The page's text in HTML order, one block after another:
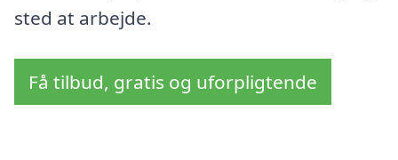
sted at arbejde.
Få tilbud, gratis og uforpligtende